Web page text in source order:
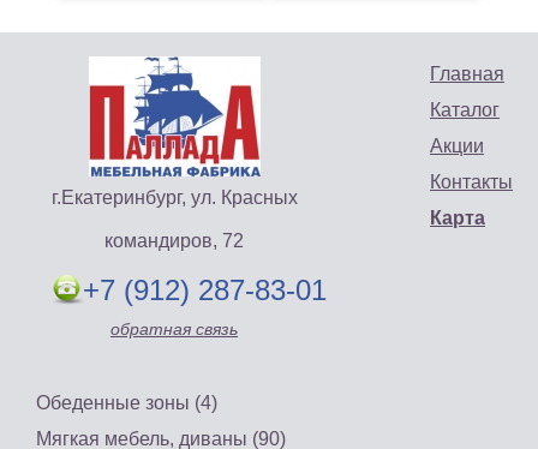
Главная
Каталог
Акции
Контакты
Карта
г.Екатеринбург, ул. Красных
командиров, 72
+7 (912) 287-83-01
обратная связь
Обеденные зоны (4)
Мягкая мебель, диваны (90)